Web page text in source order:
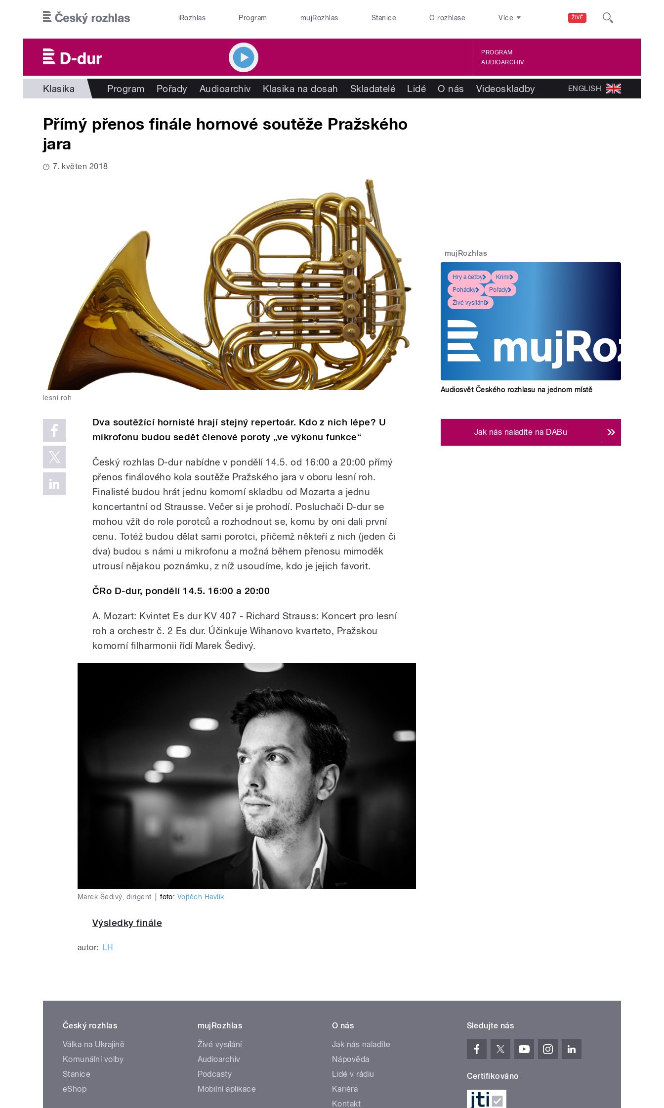
ŽIVĚ
iRozhlas Program mujRozhlas Stanice O rozhlase Více
PROGRAM
AUDIOARCHIV
Klasika Program Pořady Audioarchiv Klasika na dosah Skladatelé Lidé O nás Videoskladby ENGLISH
Přímý přenos finále hornové soutěže Pražského
jara
7. květen 2018
lesní roh
Dva soutěžící hornisté hrají stejný repertoár. Kdo z nich lépe? U
mikrofonu budou sedět členové poroty „ve výkonu funkce“
Český rozhlas D-dur nabídne v pondělí 14.5. od 16:00 a 20:00 přímý
přenos finálového kola soutěže Pražského jara v oboru lesní roh.
Finalisté budou hrát jednu komorní skladbu od Mozarta a jednu
koncertantní od Strausse. Večer si je prohodí. Posluchači D-dur se
mohou vžít do role porotců a rozhodnout se, komu by oni dali první
cenu. Totéž budou dělat sami porotci, přičemž někteří z nich (jeden či
dva) budou s námi u mikrofonu a možná během přenosu mimoděk
utrousí nějakou poznámku, z níž usoudíme, kdo je jejich favorit.
ČRo D-dur, pondělí 14.5. 16:00 a 20:00
A. Mozart: Kvintet Es dur KV 407 - Richard Strauss: Koncert pro lesní
roh a orchestr č. 2 Es dur. Účinkuje Wihanovo kvarteto, Pražskou
komorní filharmonii řídí Marek Šedivý.
Marek Šedivý, dirigent foto: Vojtěch Havlík
Výsledky finále
autor: LH
mujRozhlas
Hry a četby
Krimi
Pohádky
Pořady
Živé vysílání
Audiosvět Českého rozhlasu na jednom místě
Jak nás naladíte na DABu
Český rozhlas
Válka na Ukrajině
Komunální volby
Stanice
eShop
mujRozhlas
Živé vysílání
Audioarchiv
Podcasty
Mobilní aplikace
O nás
Jak nás naladíte
Nápověda
Lidé v rádiu
Kariéra
Kontakt
Sledujte nás
Certifikováno